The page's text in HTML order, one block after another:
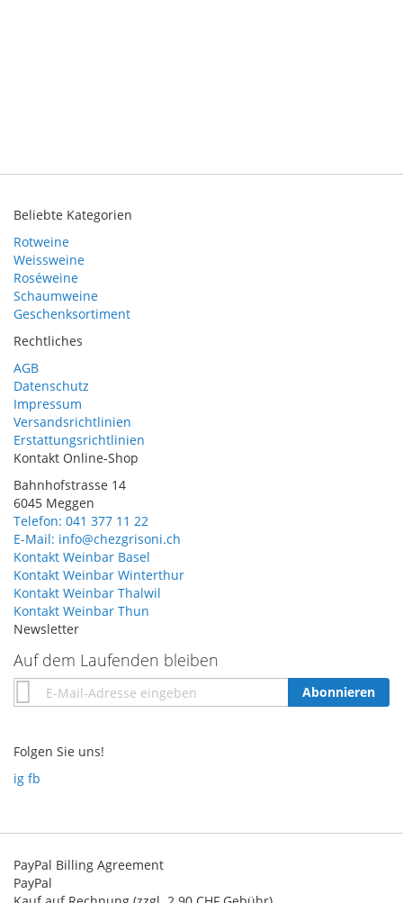
Beliebte Kategorien
Rotweine
Weissweine
Roséweine
Schaumweine
Geschenksortiment
Rechtliches
AGB
Datenschutz
Impressum
Versandsrichtlinien
Erstattungsrichtlinien
Kontakt Online-Shop
Bahnhofstrasse 14
6045 Meggen
Telefon: 041 377 11 22
E-Mail: info@chezgrisoni.ch
Kontakt Weinbar Basel
Kontakt Weinbar Winterthur
Kontakt Weinbar Thalwil
Kontakt Weinbar Thun
Newsletter
Auf dem Laufenden bleiben
Annmeldung
zum
Abonnieren
Folgen Sie uns!
ig fb
PayPal Billing Agreement
PayPal